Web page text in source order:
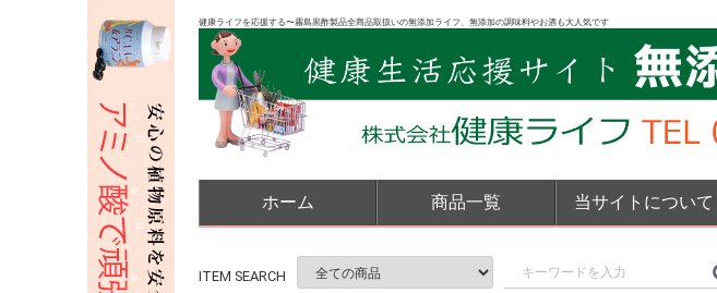
健康ライフを応援する〜霧島黒酢製品全商品取扱いの無添加ライフ、無添加の調味料やお酒も大人気です
ホーム 商品一覧 当サイトについて
ITEM SEARCH